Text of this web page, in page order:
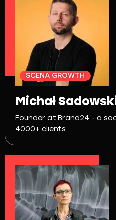
SCENA GROWTH
Michał
Founder at Brand24 - a
4000+ clients